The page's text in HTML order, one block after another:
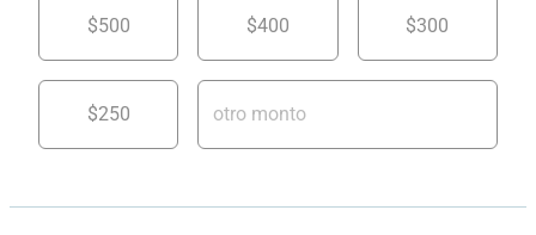
$500 $400 $300
$250